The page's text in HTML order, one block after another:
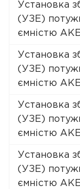
Установка
(УЗЕ)
ємністю
Установка
(УЗЕ)
ємністю
Установка
(УЗЕ)
ємністю
Установка
(УЗЕ)
ємністю